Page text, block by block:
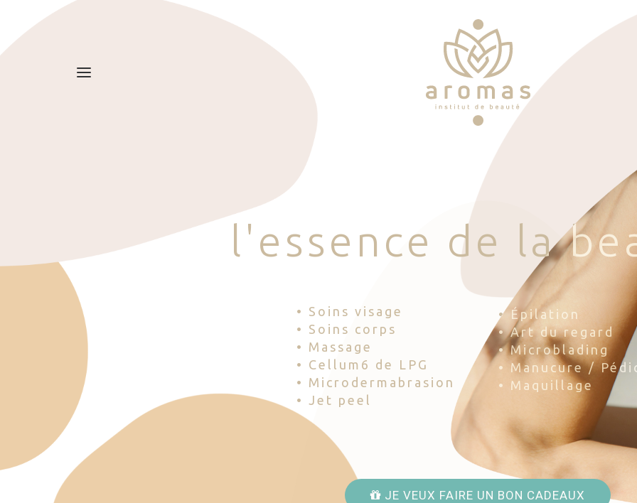
l 'esse nce d e la be
• Soins visage
• Soins corps
• Massage
• Cellum6 de LPG
• Microdermabrasion
• Jet peel
• Épilation
• Art du regard
• Microblading
• Manucure /
• Maquillage
JE VEUX FAIRE UN BON CADEAUX